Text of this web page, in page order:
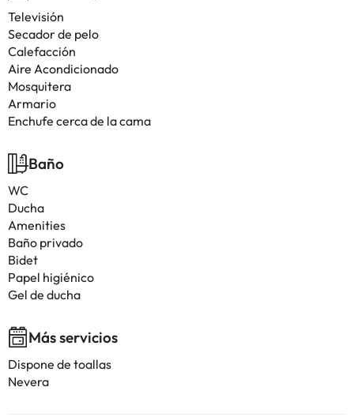
Televisión
Secador de pelo
Calefacción
Aire Acondicionado
Mosquitera
Armario
Enchufe cerca de la cama
Baño
WC
Ducha
Amenities
Baño privado
Bidet
Papel higiénico
Gel de ducha
Más servicios
Dispone de toallas
Nevera